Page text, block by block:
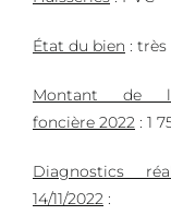
État du bien : très
Montant de
foncière 2022 : 1
Diagnostics
14/11/2022 :